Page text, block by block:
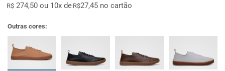
R$ 274,50 ou 10x deR$27,45 no cartão
Outras cores: